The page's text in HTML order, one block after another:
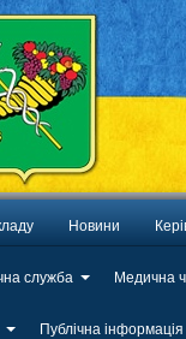
Новини
служба Медична
Публічна інформація